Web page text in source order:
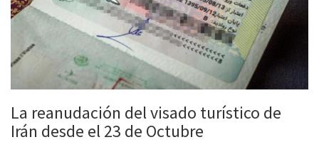
La reanudación del visado turístico de
Irán desde el 23 de Octubre